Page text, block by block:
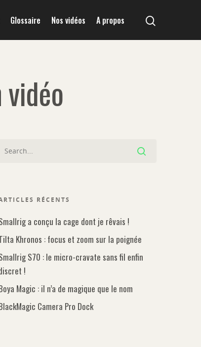
Glossaire Nos vidéos A propos
vidéo
RÉCENTS
a conçu la cage dont je rêvais !
Khronos : focus et zoom sur la poignée
S70 : le micro-cravate sans fil enfin
!
Magic : il n’a de magique que le nom
Camera Pro Dock